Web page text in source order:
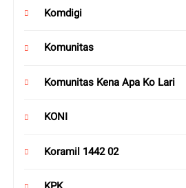
Komdigi
Komunitas
Komunitas Kena Apa Ko Lari
KONI
Koramil 1442 02